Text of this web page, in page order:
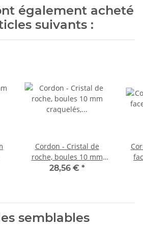
également acheté
suivants :
Cordon - Cristal de
roche, boules 10 mm
craquelés, longueur 40
28,56 € *
semblables